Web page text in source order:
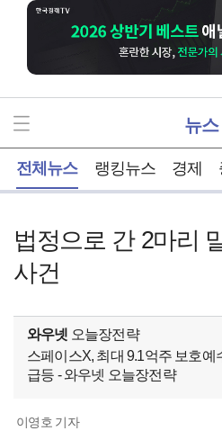
뉴스
전체뉴스 랭킹뉴스 경제
법정으로 간 2마리
사건
와우넷 오늘장전략
스페이스X, 최대 9.1억주 보호예
급등 - 와우넷 오늘장전략
이영호 기자